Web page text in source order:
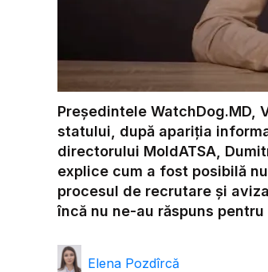
Președintele WatchDog.MD,
statului, după apariția
directorului MoldATSA,
explice cum a fost posibilă
procesul de recrutare și
încă nu ne-au răspuns
Elena Pozdîrcă